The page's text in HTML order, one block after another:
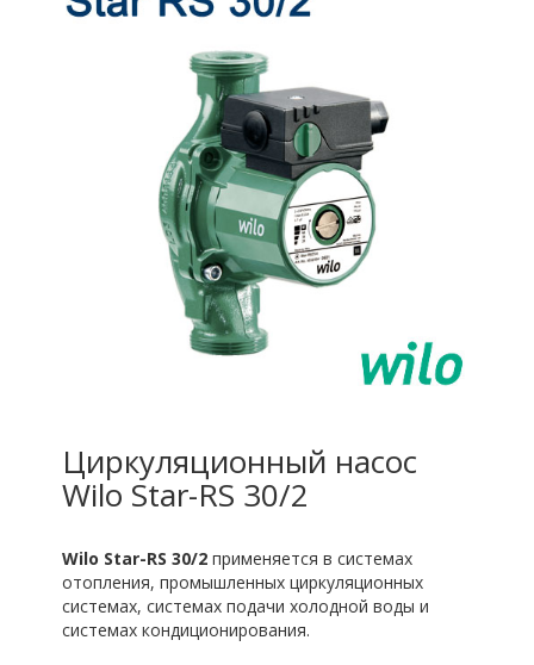
Циркуляционный насос
Wilo Star-RS 30/2
Wilo Star-RS 30/2 применяется в системах
отопления, промышленных циркуляционных
системах, системах подачи холодной воды и
системах кондиционирования.